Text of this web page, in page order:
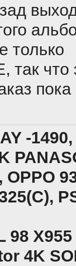
только
так
пока
-
ОPPO
98 X955
4K